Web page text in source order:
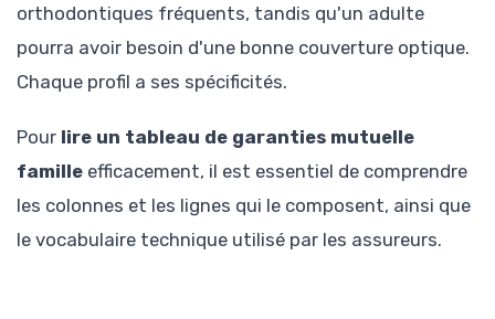
orthodontiques fréquents, tandis qu'un adulte
pourra avoir besoin d'une bonne couverture optique.
Chaque profil a ses spécificités.
Pour lire un tableau de garanties mutuelle
famille efficacement, il est essentiel de comprendre
les colonnes et les lignes qui le composent, ainsi que
le vocabulaire technique utilisé par les assureurs.